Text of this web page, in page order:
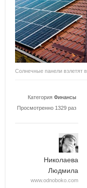
Солнечные панели взлетят
Категория Финансы
Просмотренно 1329 раз
Николаева
Людмила
www.odnoboko.com